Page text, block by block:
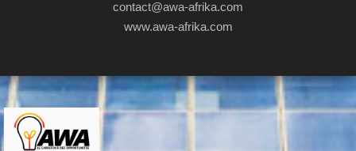
contact@awa-afrika.com
www.awa-afrika.com